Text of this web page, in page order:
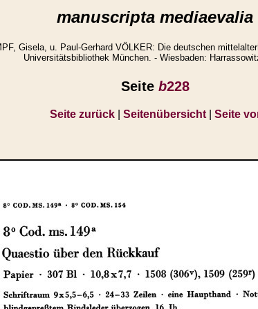
manuscripta mediaevalia
Gisela, u. Paul-Gerhard VÖLKER: Die deutschen
Universitätsbibliothek München. - Wiesbaden:
Seite b228
Seite zurück| Seitenübersicht| Seite